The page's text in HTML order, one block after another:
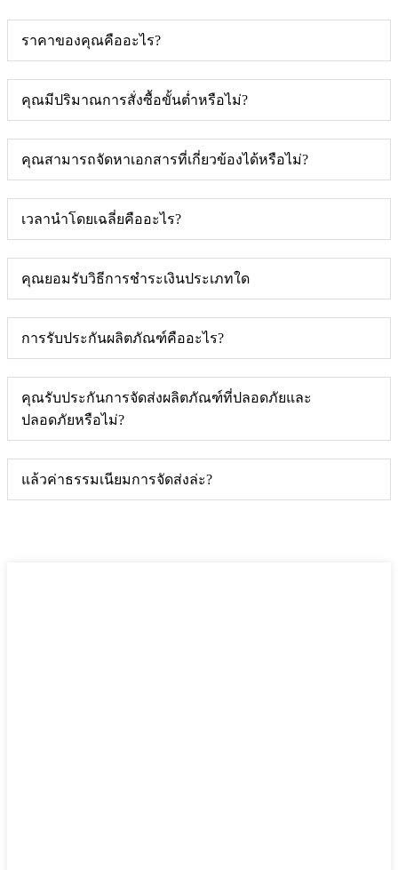
ราคาของคุณคืออะไร?
คุณมีปริมาณการสั่งซื้อขั้นต่ำหรือไม่?
คุณสามารถจัดหาเอกสารที่เกี่ยวข้องได้หรือไม่?
เวลานำโดยเฉลี่ยคืออะไร?
คุณยอมรับวิธีการชำระเงินประเภทใด
การรับประกันผลิตภัณฑ์คืออะไร?
คุณรับประกันการจัดส่งผลิตภัณฑ์ที่ปลอดภัยและ
ปลอดภัยหรือไม่?
แล้วค่าธรรมเนียมการจัดส่งล่ะ?